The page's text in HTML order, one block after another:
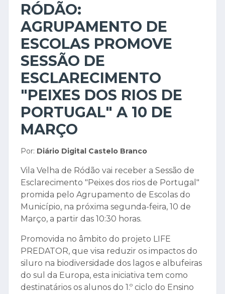
RÓDÃO:
AGRUPAMENTO DE
ESCOLAS PROMOVE
SESSÃO DE
ESCLARECIMENTO
"PEIXES DOS RIOS DE
PORTUGAL" A 10 DE
MARÇO
Por: Diário Digital Castelo Branco
Vila Velha de Ródão vai receber a Sessão de
Esclarecimento "Peixes dos rios de Portugal"
promida pelo Agrupamento de Escolas do
Município, na próxima segunda-feira, 10 de
Março, a partir das 10:30 horas.
Promovida no âmbito do projeto LIFE
PREDATOR, que visa reduzir os impactos do
siluro na biodiversidade dos lagos e albufeiras
do sul da Europa, esta iniciativa tem como
destinatários os alunos do 1.º ciclo do Ensino